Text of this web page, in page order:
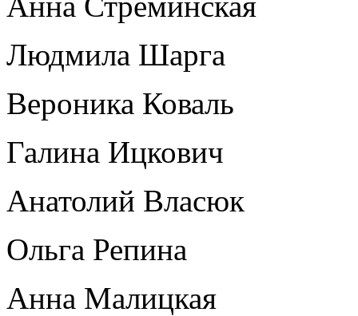
Людмила Шарга
Вероника Коваль
Галина Ицкович
Анатолий Власюк
Ольга Репина
Анна Малицкая